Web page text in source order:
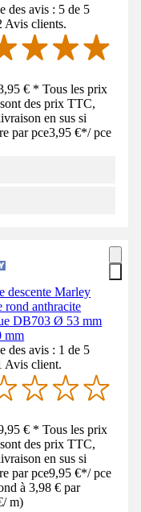
des avis : 5 de 5
Avis clients.
€ * Tous les prix
des prix TTC,
en sus si
par pce3,95 €*/ pce
descente Marley
rond anthracite
DB703 Ø 53 mm
mm
des avis : 1 de 5
Avis client.
€ * Tous les prix
des prix TTC,
en sus si
par pce9,95 €*/ pce
à 3,98 € par
/ m)